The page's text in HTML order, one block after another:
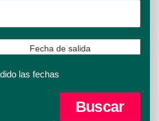
Fecha de salida
las fechas